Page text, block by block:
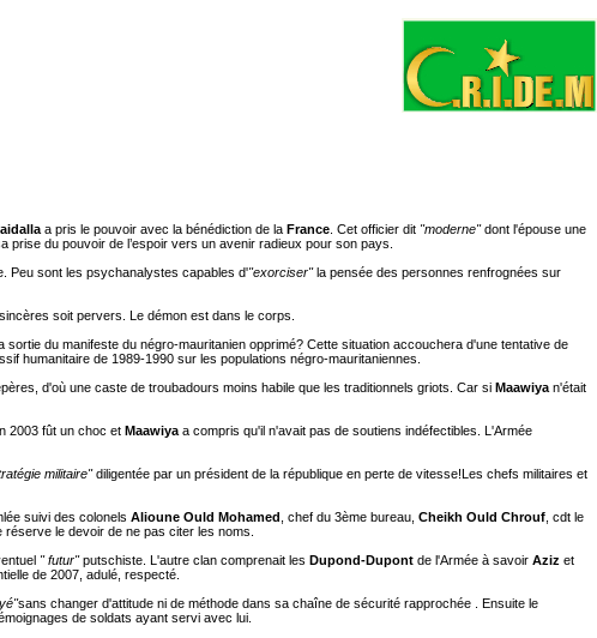
a pris le pouvoir avec la bénédiction de la France. Cet officier dit "moderne"dont l'épouse une
prise du pouvoir de l’espoir vers un avenir radieux pour son pays.
Peu sont les psychanalystes capables d'"exorciser" la pensée des personnes renfrognées sur
soit pervers. Le démon est dans le corps.
du manifeste du négro-mauritanien opprimé? Cette situation accouchera d'une tentative de
humanitaire de 1989-1990 sur les populations négro-mauritaniennes.
d'où une caste de troubadours moins habile que les traditionnels griots. Car si Maawiyan'était
2003 fût un choc et Maawiyaa compris qu'il n'avait pas de soutiens indéfectibles. L'Armée
militaire"diligentée par un président de la république en perte de vitesse!Les chefs militaires et
suivi des colonels Alioune Ould Mohamed , chef du 3ème bureau, Cheikh Ould Chrouf, cdt le
le devoir de ne pas citer les noms.
" futur"putschiste. L'autre clan comprenait les Dupond-Dupont de l'Armée à savoir Aziz et
de 2007, adulé, respecté.
sans changer d'attitude ni de méthode dans sa chaîne de sécurité rapprochée . Ensuite le
de soldats ayant servi avec lui.